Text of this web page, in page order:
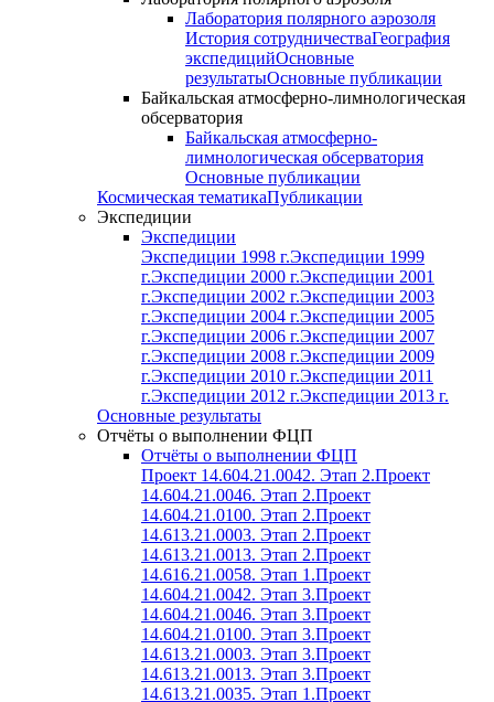
Лаборатория полярного аэрозоля
История сотрудничестваГеография
экспедицийОсновные
результатыОсновные публикации
Байкальская атмосферно-лимнологическая
обсерватория
Байкальская атмосферно-
лимнологическая обсерватория
Основные публикации
Космическая тематикаПубликации
Экспедиции
Экспедиции
Экспедиции 1998 г.Экспедиции 1999
г.Экспедиции 2000 г.Экспедиции 2001
г.Экспедиции 2002 г.Экспедиции 2003
г.Экспедиции 2004 г.Экспедиции 2005
г.Экспедиции 2006 г.Экспедиции 2007
г.Экспедиции 2008 г.Экспедиции 2009
г.Экспедиции 2010 г.Экспедиции 2011
г.Экспедиции 2012 г.Экспедиции 2013 г.
Основные результаты
Отчёты о выполнении ФЦП
Отчёты о выполнении ФЦП
Проект 14.604.21.0042. Этап 2.Проект
14.604.21.0046. Этап 2.Проект
14.604.21.0100. Этап 2.Проект
14.613.21.0003. Этап 2.Проект
14.613.21.0013. Этап 2.Проект
14.616.21.0058. Этап 1.Проект
14.604.21.0042. Этап 3.Проект
14.604.21.0046. Этап 3.Проект
14.604.21.0100. Этап 3.Проект
14.613.21.0003. Этап 3.Проект
14.613.21.0013. Этап 3.Проект
14.613.21.0035. Этап 1.Проект